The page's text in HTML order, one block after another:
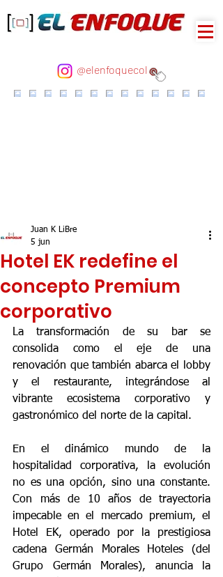
@elenfoquecol
Hotel EK redefine el
concepto Premium
corporativo
Juan K LiBre
5 jun
La transformación de su bar se
consolida como el eje de una
renovación que también abarca el lobby
y el restaurante, integrándose al
vibrante ecosistema corporativo y
gastronómico del norte de la capital.
En el dinámico mundo de la
hospitalidad corporativa, la evolución
no es una opción, sino una constante.
Con más de 10 años de trayectoria
impecable en el mercado premium, el
Hotel EK, operado por la prestigiosa
cadena Germán Morales Hoteles (del
Grupo Germán Morales), anuncia la